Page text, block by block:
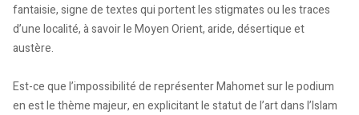
fantaisie, signe de textes qui portent les stigmates ou les traces
d’une localité, à savoir le Moyen Orient, aride, désertique et
austère.
Est-ce que l’impossibilité de représenter Mahomet sur le podium
en est le thème majeur, en explicitant le statut de l’art dans l’Islam